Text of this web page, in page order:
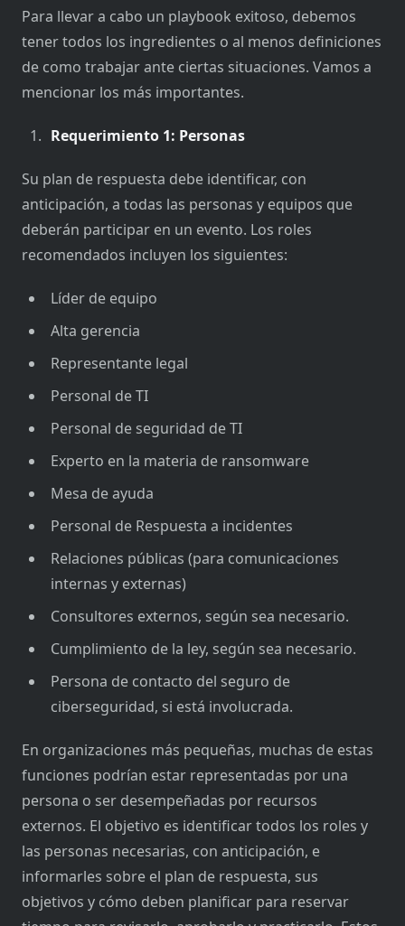
Para llevar a cabo un playbook exitoso, debemos
tener todos los ingredientes o al menos definiciones
de como trabajar ante ciertas situaciones. Vamos a
mencionar los más importantes.
Requerimiento 1: Personas
Su plan de respuesta debe identificar, con
anticipación, a todas las personas y equipos que
deberán participar en un evento. Los roles
recomendados incluyen los siguientes:
Líder de equipo
Alta gerencia
Representante legal
Personal de TI
Personal de seguridad de TI
Experto en la materia de ransomware
Mesa de ayuda
Personal de Respuesta a incidentes
Relaciones públicas (para comunicaciones
internas y externas)
Consultores externos, según sea necesario.
Cumplimiento de la ley, según sea necesario.
Persona de contacto del seguro de
ciberseguridad, si está involucrada.
En organizaciones más pequeñas, muchas de estas
funciones podrían estar representadas por una
persona o ser desempeñadas por recursos
externos. El objetivo es identificar todos los roles y
las personas necesarias, con anticipación, e
informarles sobre el plan de respuesta, sus
objetivos y cómo deben planificar para reservar